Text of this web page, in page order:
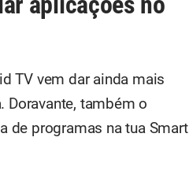
TV vem dar ainda mais
também o
de programas na tua Smart